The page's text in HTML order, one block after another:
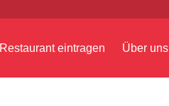
Restaurant eintragen Über uns